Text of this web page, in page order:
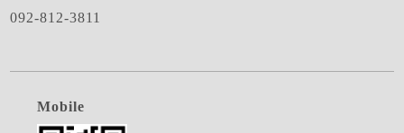
092-812-3811
Mobile